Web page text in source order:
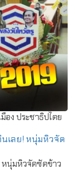
อง ประชาธิปไตย
หนุ่มหิวจัดซัดข้าว